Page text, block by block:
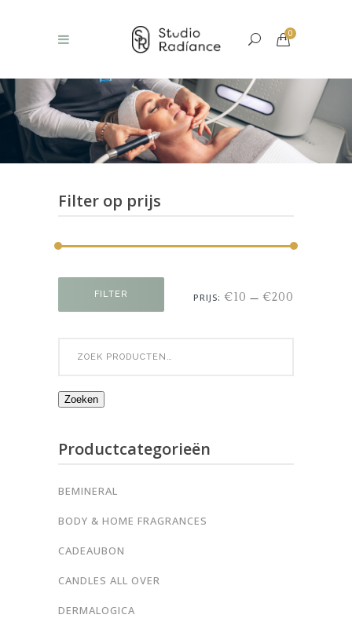
0
Filter op prijs
prijs
prijs
FILTER PRIJS: €10 — €200
Zoeken
Productcategorieën
BEMINERAL
BODY & HOME FRAGRANCES
CADEAUBON
CANDLES ALL OVER
DERMALOGICA